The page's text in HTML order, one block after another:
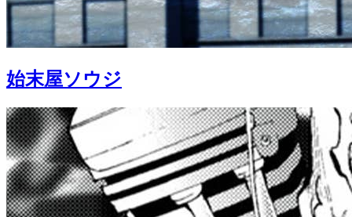
始末屋ソウジ